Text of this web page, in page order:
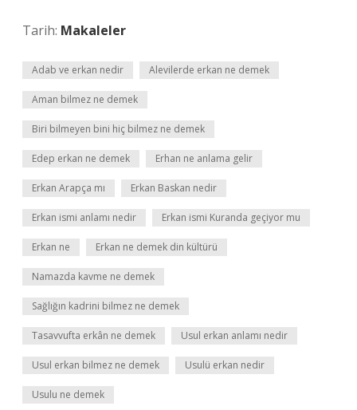
Tarih: Makaleler
Adab ve erkan nedir Alevilerde erkan ne demek
Aman bilmez ne demek
Biri bilmeyen bini hiç bilmez ne demek
Edep erkan ne demek Erhan ne anlama gelir
Erkan Arapça mı Erkan Baskan nedir
Erkan ismi anlamı nedir Erkan ismi Kuranda geçiyor mu
Erkan ne Erkan ne demek din kültürü
Namazda kavme ne demek
Sağlığın kadrini bilmez ne demek
Tasavvufta erkân ne demek Usul erkan anlamı nedir
Usul erkan bilmez ne demek Usulü erkan nedir
Usulu ne demek